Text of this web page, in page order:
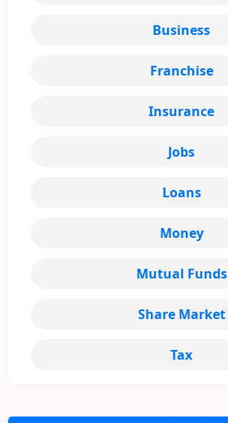
Business
Franchise
Insurance
Jobs
Loans
Money
Mutual Funds
Share Market
Tax